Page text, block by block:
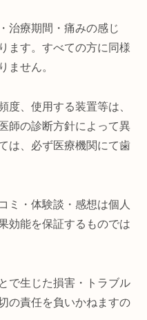
治療期間・痛みの感じ
ます。すべての方に同様
ません。
度、使用する装置等は、
師の診断方針によって異
は、必ず医療機関にて歯
ミ・体験談・感想は個人
効能を保証するものでは
で生じた損害・トラブル
の責任を負いかねますの